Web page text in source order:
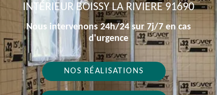
INTÉRIEUR BOISSY LA RIVIERE 91690
Nous intervenons 24h/24 sur 7j/7 en cas
d'urgence
NOS RÉALISATIONS